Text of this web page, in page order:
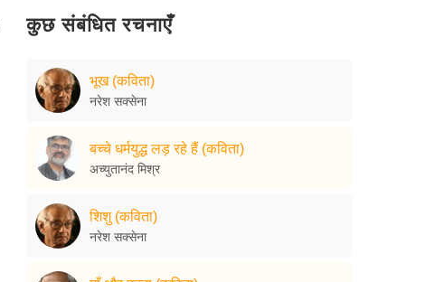
कुछ संबंधित रचनाएँ
भूख (कविता)
नरेश सक्सेना
बच्चे धर्मयुद्ध लड़ रहे हैं (कविता)
अच्युतानंद मिश्र
शिशु (कविता)
नरेश सक्सेना